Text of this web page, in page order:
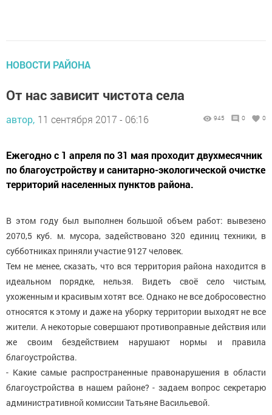
НОВОСТИ РАЙОНА
От нас зависит чистота села
автор, 11 сентября 2017 - 06:16 945 0 0
Ежегодно с 1 апреля по 31 мая проходит двухмесячник
по благоустройству и санитарно-экологической очистке
территорий населенных пунктов района.
В этом году был выполнен большой объем работ: вывезено
2070,5 куб. м. мусора, задействовано 320 единиц техники, в
субботниках приняли участие 9127 человек.
Тем не менее, сказать, что вся территория района находится в
идеальном порядке, нельзя. Видеть своё село чистым,
ухоженным и красивым хотят все. Однако не все добросовестно
относятся к этому и даже на уборку территории выходят не все
жители. А некоторые совершают противоправные действия или
же своим бездействием нарушают нормы и правила
благоустройства.
- Какие самые распространенные правонарушения в области
благоустройства в нашем районе? - задаем вопрос секретарю
административной комиссии Татьяне Васильевой.